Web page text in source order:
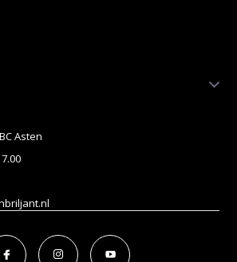
Asten